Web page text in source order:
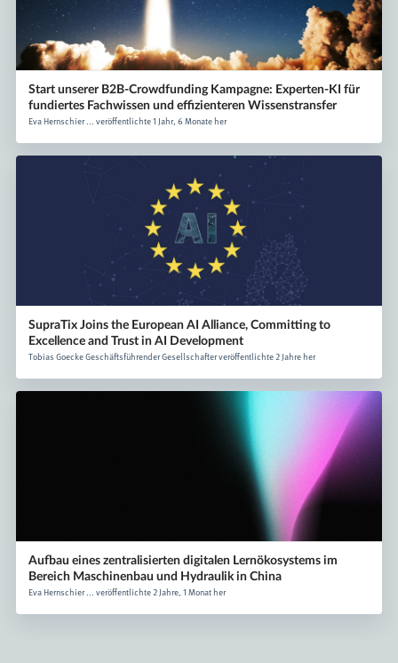
Start unserer B2B-Crowdfunding Kampagne: Experten-KI für
fundiertes Fachwissen und effizienteren Wissenstransfer
Eva Hernschier ... veröffentlichte 1 Jahr, 6 Monate her
SupraTix Joins the European AI Alliance, Committing to
Excellence and Trust in AI Development
Tobias Goecke Geschäftsführender Gesellschafter veröffentlichte 2 Jahre her
Aufbau eines zentralisierten digitalen Lernökosystems im
Bereich Maschinenbau und Hydraulik in China
Eva Hernschier ... veröffentlichte 2 Jahre, 1 Monat her